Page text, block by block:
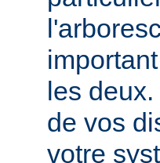
les
de vos
votre